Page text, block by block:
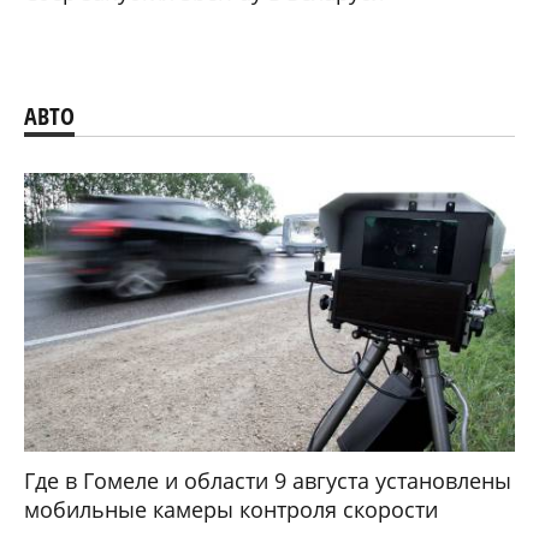
АВТО
Где в Гомеле и области 9 августа установлены
мобильные камеры контроля скорости